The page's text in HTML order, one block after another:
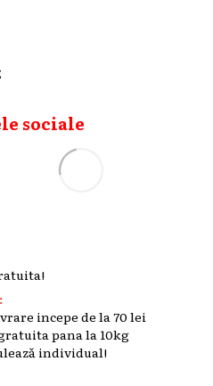
sociale
incepe de la 70 lei
pana la 10kg
individual!